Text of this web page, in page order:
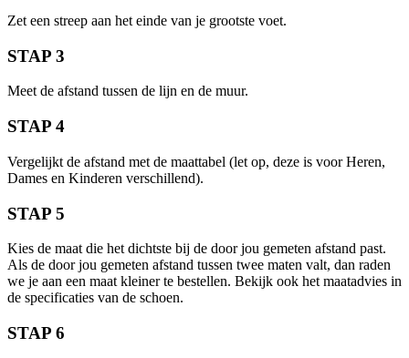
Zet een streep aan het einde van je grootste voet.
STAP 3
Meet de afstand tussen de lijn en de muur.
STAP 4
Vergelijkt de afstand met de maattabel (let op, deze is voor Heren,
Dames en Kinderen verschillend).
STAP 5
Kies de maat die het dichtste bij de door jou gemeten afstand past.
Als de door jou gemeten afstand tussen twee maten valt, dan raden
we je aan een maat kleiner te bestellen. Bekijk ook het maatadvies in
de specificaties van de schoen.
STAP 6